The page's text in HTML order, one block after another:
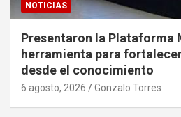
NOTICIAS
Presentaron la Plataforma
herramienta para
desde el conocimiento
6 agosto, 2026 Gonzalo Torres